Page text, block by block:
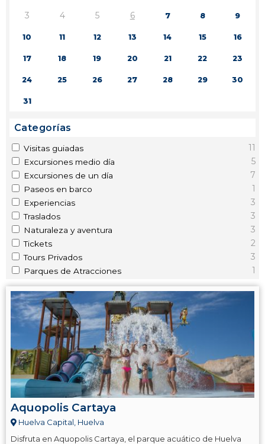
3
4 5 6 7 8 9
10 11 12 13 14 15 16
17 18 19 20 21 22 23
24 25 26 27 28 29 30
31
Categorías
Visitas guiadas 11
Excursiones medio día 5
Excursiones de un día 7
Paseos en barco 1
Experiencias 3
Traslados 3
Naturaleza y aventura 3
Tickets 2
Tours Privados 3
Parques de Atracciones 1
Aquopolis Cartaya
Huelva Capital, Huelva
Disfruta en Aquopolis Cartaya, el parque acuático de Huelva